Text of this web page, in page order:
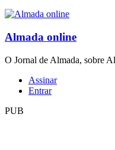
Almada online
O Jornal de Almada, sobre
Assinar
Entrar
PUB